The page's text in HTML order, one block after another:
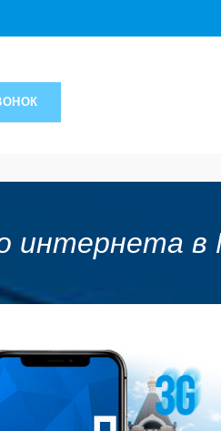
интернета